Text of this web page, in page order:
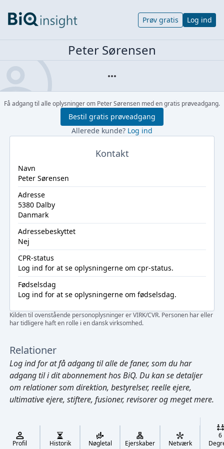
Cmd/Ctrl + K
Prøv gratis Log ind
Peter Sørensen
Få adgang til alle oplysninger om Peter Sørensen med en gratis prøveadgang.
Bestil gratis prøveadgang
Allerede kunde? Log ind
Kontakt
Navn
Peter Sørensen
Adresse
5380 Dalby
Danmark
Adressebeskyttet
Nej
CPR-status
Log ind for at se oplysningerne om cpr-status.
Fødselsdag
Log ind for at se oplysningerne om fødselsdag.
Kilden til ovenstående personoplysninger er VIRK/CVR. Personen har eller
har tidligere haft en rolle i en dansk virksomhed.
Relationer
Log indfor at få adgang til alle de faner, som du har
adgang til i dit abonnement hos BiQ. Du kan se detaljer
om relationer som direktion, bestyrelser, reelle ejere,
ultimative ejere, stiftere, fusioner, revisorer og meget mere.
Profil Historik Nøgletal Ejerskaber Netværk
6